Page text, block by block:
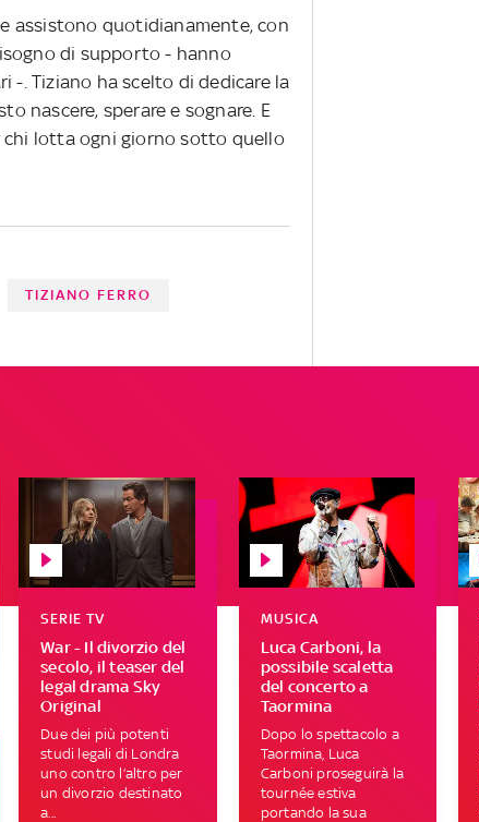
assistono quotidianamente, con
di supporto - hanno
. Tiziano ha scelto di dedicare la
nascere, sperare e sognare. E
chi lotta ogni giorno sotto quello
TIZIANO FERRO
War - Il divorzio del
secolo, il teaser del
legal drama Sky
Original
SERIE TV
Due dei più potenti
studi legali di Londra
uno contro l’altro per
un divorzio destinato
a...
Luca Carboni, la
possibile scaletta
del concerto a
Taormina
MUSICA
Dopo lo spettacolo a
Taormina, Luca
Carboni proseguirà la
tournée estiva
portando la sua